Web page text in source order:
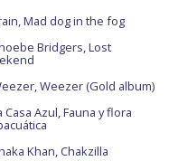
Mad dog in the fog
Bridgers, Lost
Weezer (Gold album)
Casa Azul, Fauna y flora
Khan, Chakzilla